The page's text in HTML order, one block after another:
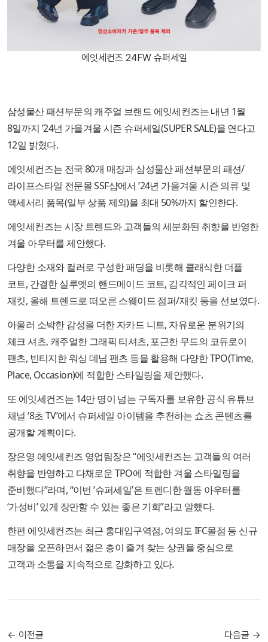
에잇세컨즈 24FW 슈퍼세일
삼성물산 패션부문의 캐주얼 브랜드 에잇세컨즈는 내년 1월
8일까지 ’24년 가을겨울 시즌 슈퍼세일(SUPER SALE)을 연다고
12일 밝혔다.
에잇세컨즈는 전국 80개 매장과 삼성물산 패션부문의 패션/
라이프스타일 전문몰 SSF샵에서 ’24년 가을겨울 시즌 의류 및
액세서리 품목(일부 상품 제외)을 최대 50%까지 할인한다.
에잇세컨즈는 시장 트렌드와 고객들의 세분화된 취향을 반영한
겨울 아우터를 제안했다.
다양한 소재와 컬러로 구성한 패딩을 비롯해 클래식한 더플
코트, 간결한 실루엣의 핸드메이드 코트, 감각적인 페이크 퍼
재킷, 올해 트렌드로 떠오른 스웨이드 점퍼/재킷 등을 선보였다.
아울러 소박한 감성을 더한 자카드 니트, 자유로운 분위기의
체크 셔츠, 캐주얼한 그래픽 티셔츠, 포근한 무드의 코듀로이
팬츠, 빈티지한 워싱 데님 팬츠 등을 활용해 다양한 TPO(Time,
Place, Occasion)에 적합한 스타일링을 제안했다.
또 에잇세컨즈는 14만 명이 넘는 구독자를 보유한 공식 유튜브
채널 ‘8초 TV’에서 슈퍼세일 아이템을 추천하는 쇼츠 콘텐츠를
공개할 계획이다.
장은영 에잇세컨즈 영업팀장은 “에잇세컨즈는 고객들의 여러
취향을 반영하고 다채로운 TPO에 적합한 겨울 스타일링을
준비했다”라며, “이번 ’슈퍼세일’은 트렌디한 월동 아우터를
‘가성비’ 있게 장만할 수 있는 좋은 기회”라고 말했다.
한편 에잇세컨즈는 최근 홍대입구역점, 여의도 IFC몰점 등 신규
매장을 오픈하면서 젊은 층이 즐겨 찾는 상권을 중심으로
고객과 소통을 지속적으로 강화하고 있다.
← 이전글 다음글 →